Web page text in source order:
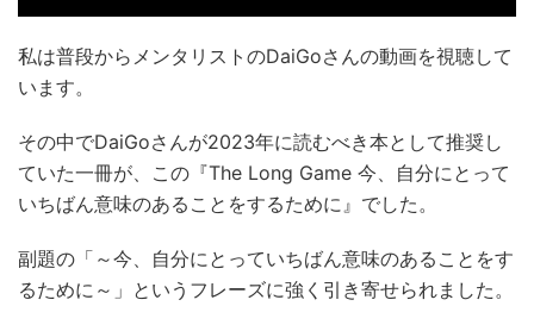
私は普段からメンタリストのDaiGoさんの動画を視聴して
います。
その中でDaiGoさんが2023年に読むべき本として推奨し
ていた一冊が、この『The Long Game 今、自分にとって
いちばん意味のあることをするために』でした。
副題の「～今、自分にとっていちばん意味のあることをす
るために～」というフレーズに強く引き寄せられました。